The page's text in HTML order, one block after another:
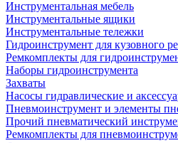
Инструментальная мебель
Инструментальные ящики
Инструментальные тележки
Гидроинструмент для кузовного
Ремкомплекты для
Наборы гидроинструмента
Захваты
Насосы гидравлические и
Пневмоинструмент и элементы
Прочий пневматический
Ремкомплекты для